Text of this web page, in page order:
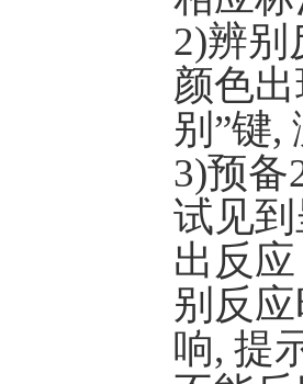
2)辨别
颜色
别 ”键,
3)预备
试见
出反
别反
响, 提